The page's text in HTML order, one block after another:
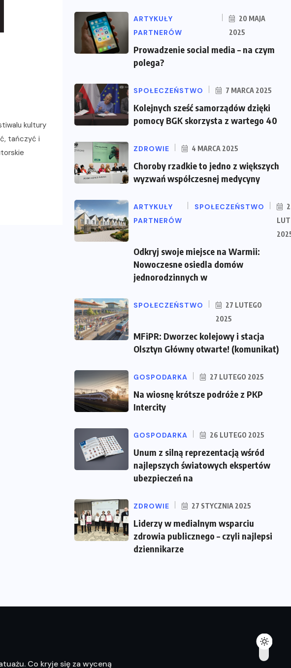
kultury
tańczyć i
ARTYKUŁY
PARTNERÓW
20 MAJA
2025
Prowadzenie social media – na czym
polega?
SPOŁECZEŃSTWO 7 MARCA 2025
Kolejnych sześć samorządów dzięki
pomocy BGK skorzysta z wartego 40
ZDROWIE 4 MARCA 2025
Choroby rzadkie to jedno z większych
wyzwań współczesnej medycyny
ARTYKUŁY
PARTNERÓW
SPOŁECZEŃSTWO
Odkryj swoje miejsce na Warmii:
Nowoczesne osiedla domów
jednorodzinnych w
SPOŁECZEŃSTWO
27 LUTEGO
2025
MFiPR: Dworzec kolejowy i stacja
Olsztyn Główny otwarte! (komunikat)
GOSPODARKA 27 LUTEGO 2025
Na wiosnę krótsze podróże z PKP
Intercity
GOSPODARKA 26 LUTEGO 2025
Unum z silną reprezentacją wśród
najlepszych światowych ekspertów
ubezpieczeń na
ZDROWIE 27 STYCZNIA 2025
Liderzy w medialnym wsparciu
zdrowia publicznego – czyli najlepsi
dziennikarze
Co kryje się za wyceną